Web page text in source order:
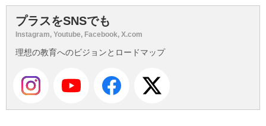
プラスをSNSでも
Instagram, Youtube, Facebook, X.com
理想の教育へのビジョンとロードマップ